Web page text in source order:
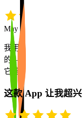
May 10 · Eric K.
我用过好几款语言
的——而不是让你像被
它是市面上当之无愧
这款 App 让我超兴